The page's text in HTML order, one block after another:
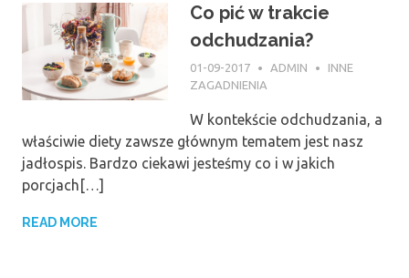
Co pić w trakcie
odchudzania?
01-09-2017 ADMIN
INNE
ZAGADNIENIA
W kontekście odchudzania, a
właściwie diety zawsze głównym tematem jest nasz
jadłospis. Bardzo ciekawi jesteśmy co i w jakich
porcjach[…]
READ MORE